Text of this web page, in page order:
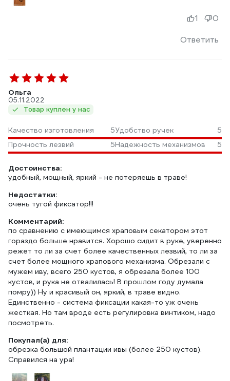
Ответить
1 0
Ольга
05.11.2022
Товар куплен у нас
Качество изготовления 5Удобство ручек
5
Прочность лезвий
5Надежность механизмов 5
Достоинства:
удобный, мощный, яркий - не потеряешь в траве!
Недостатки:
очень тугой фиксатор!!!
Комментарий:
по сравнению с имеющимся храповым секатором этот
гораздо больше нравится. Хорошо сидит в руке, уверенно
режет то ли за счет более качественных лезвий, то ли за
счет более мощного храпового механизма. Обрезали с
мужем иву, всего 250 кустов, я обрезала более 100
кустов, и рука не отвалилась! В прошлом году думала
помру)) Ну и красивый он, яркий, в траве видно.
Единственно - система фиксации какая-то уж очень
жесткая. Но там вроде есть регулировка винтиком, надо
посмотреть.
Покупал(а) для:
обрезка большой плантации ивы (более 250 кустов).
Справился на ура!